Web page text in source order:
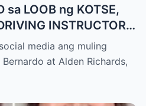
sa LOOB ng KOTSE,
INSTRUCTOR
media ang muling
at Alden Richards,